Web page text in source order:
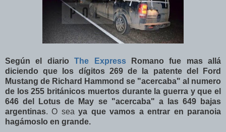
Según el diarioThe ExpressRomano fue mas allá
diciendo que los dígitos 269 de la patente del Ford
Mustang de Richard Hammond se "acercaba" al numero
de los 255 británicos muertos durante la guerra y que el
646 del Lotus de May se "acercaba" a las 649 bajas
argentinas. O seaya que vamos a entrar en paranoia
hagámoslo en grande.